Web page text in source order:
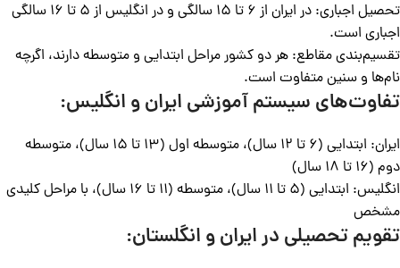
تحصیل اجباری: در ایران از 6 تا 15 سالگی و در انگلیس از 5 تا 16 سالگی
اجباری است.
تقسیم‌بندی مقاطع: هر دو کشور مراحل ابتدایی و متوسطه دارند، اگرچه
نام‌ها و سنین متفاوت است.
تفاوت‌های سیستم آموزشی ایران و انگلیس:
ایران: ابتدایی (6 تا 12 سال)، متوسطه اول (13 تا 15 سال)، متوسطه
دوم (16 تا 18 سال)
انگلیس: ابتدایی (5 تا 11 سال)، متوسطه (11 تا 16 سال)، با مراحل کلیدی
مشخص
تقویم تحصیلی در ایران و انگلستان: